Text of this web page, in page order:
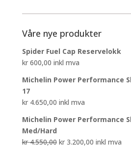
Våre nye produkter
Spider Fuel Cap Reservelokk
kr600,00 inkl mva
Michelin Power Performance
17
kr4.650,00 inkl mva
Michelin Power Performance
Med/Hard
kr4.550,00 Opprinnelig
kr3.200,00Nåværende
inkl mva